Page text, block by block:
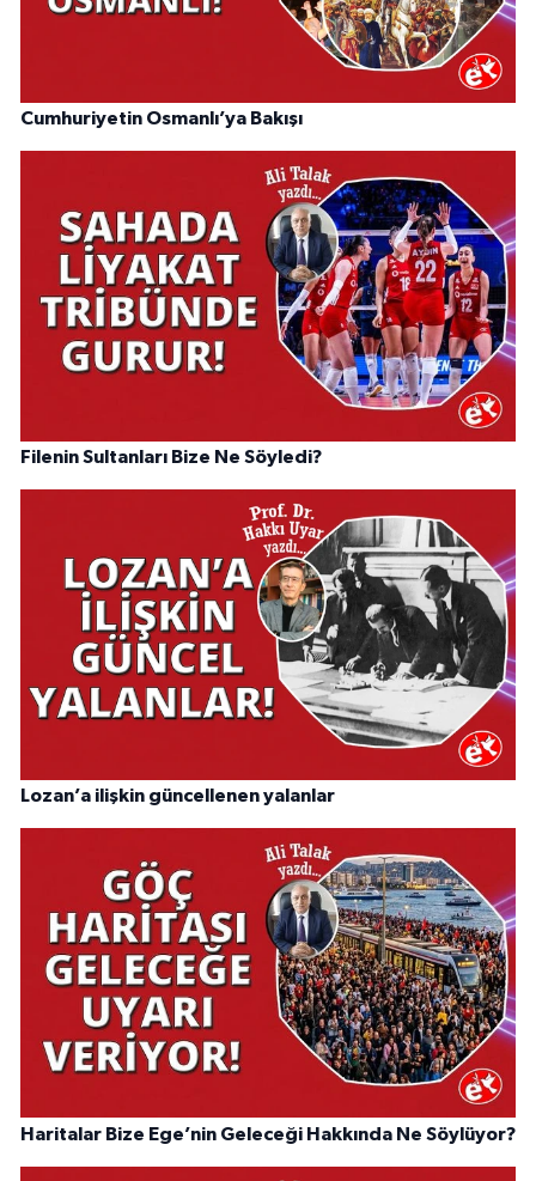
Cumhuriyetin Osmanlı’ya Bakışı
Filenin Sultanları Bize Ne Söyledi?
Lozan’a ilişkin güncellenen yalanlar
Haritalar Bize Ege’nin Geleceği Hakkında Ne Söylüyor?